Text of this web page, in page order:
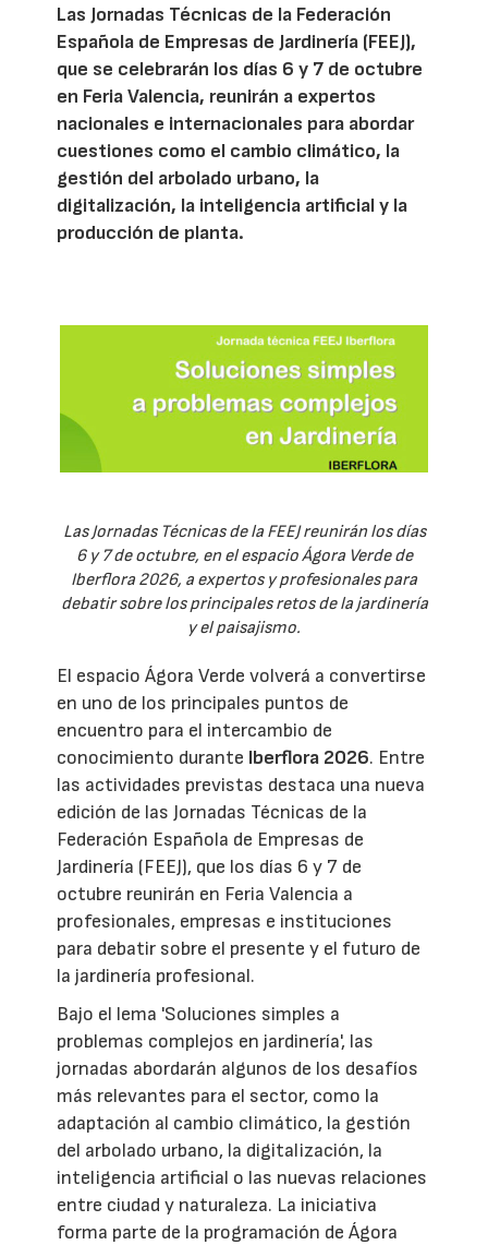
Las Jornadas Técnicas de la Federación
Española de Empresas de Jardinería (FEEJ),
que se celebrarán los días 6 y 7 de octubre
en Feria Valencia, reunirán a expertos
nacionales e internacionales para abordar
cuestiones como el cambio climático, la
gestión del arbolado urbano, la
digitalización, la inteligencia artificial y la
producción de planta.
Las Jornadas Técnicas de la FEEJ reunirán los días
6 y 7 de octubre, en el espacio Ágora Verde de
Iberflora 2026, a expertos y profesionales para
debatir sobre los principales retos de la jardinería
y el paisajismo.
El espacio Ágora Verde volverá a convertirse
en uno de los principales puntos de
encuentro para el intercambio de
conocimiento durante Iberflora 2026. Entre
las actividades previstas destaca una nueva
edición de las Jornadas Técnicas de la
Federación Española de Empresas de
Jardinería (FEEJ), que los días 6 y 7 de
octubre reunirán en Feria Valencia a
profesionales, empresas e instituciones
para debatir sobre el presente y el futuro de
la jardinería profesional.
Bajo el lema 'Soluciones simples a
problemas complejos en jardinería', las
jornadas abordarán algunos de los desafíos
más relevantes para el sector, como la
adaptación al cambio climático, la gestión
del arbolado urbano, la digitalización, la
inteligencia artificial o las nuevas relaciones
entre ciudad y naturaleza. La iniciativa
forma parte de la programación de Ágora